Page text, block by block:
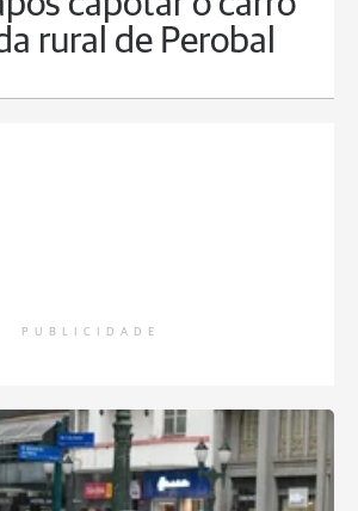
rural de Perobal
PUBLICIDADE